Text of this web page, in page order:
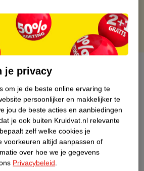
product heeft (nog) geen Nature
je privacy
om je de beste online ervaring te
persoonlijker en makkelijker te
jou de beste acties en aanbiedingen
je ook buiten Kruidvat.nl relevante
zelf welke cookies je
voorkeuren altijd aanpassen of
over hoe we je gegevens
Privacybeleid.